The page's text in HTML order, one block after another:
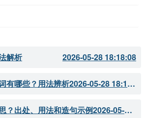
解析
2026-05-28 18:18:08
有哪些？用法辨析 2026-05-28 18:18:07
？出处、用法和造句示例 2026-05-28 18:18:05